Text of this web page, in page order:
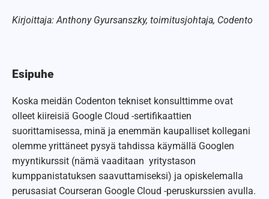
Kirjoittaja: Anthony Gyursanszky, toimitusjohtaja, Codento
Esipuhe
Koska meidän Codenton tekniset konsulttimme ovat
olleet kiireisiä Google Cloud -sertifikaattien
suorittamisessa, minä ja enemmän kaupalliset kollegani
olemme yrittäneet pysyä tahdissa käymällä Googlen
myyntikurssit (nämä vaaditaan yritystason
kumppanistatuksen saavuttamiseksi) ja opiskelemalla
perusasiat Courseran Google Cloud -peruskurssien avulla.